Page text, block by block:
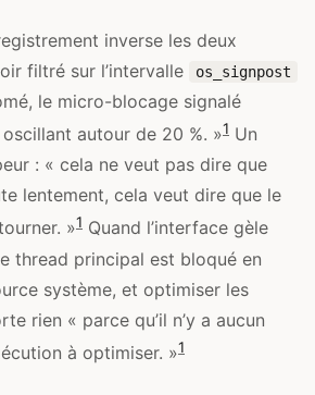
inverse les deux
filtré sur l’intervalle
os_signpost
le micro-blocage signalé
autour de 20 %. »1 Un
: « cela ne veut pas dire que
lentement, cela veut dire que le
»1 Quand l’interface gèle
thread principal est bloqué en
système, et optimiser les
rien « parce qu’il n’y a aucun
à optimiser. »1